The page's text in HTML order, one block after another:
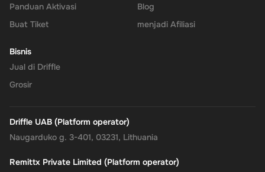
Panduan Aktivasi
Buat Tiket
Blog
menjadi Afiliasi
Bisnis
Jual di Driffle
Grosir
Driffle UAB (Platform operator)
Naugarduko g. 3-401, 03231, Lithuania
Remittx Private Limited (Platform operator)